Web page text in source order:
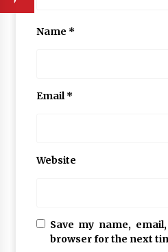
Name *
Email*
Website
Save my name,
browser for the next